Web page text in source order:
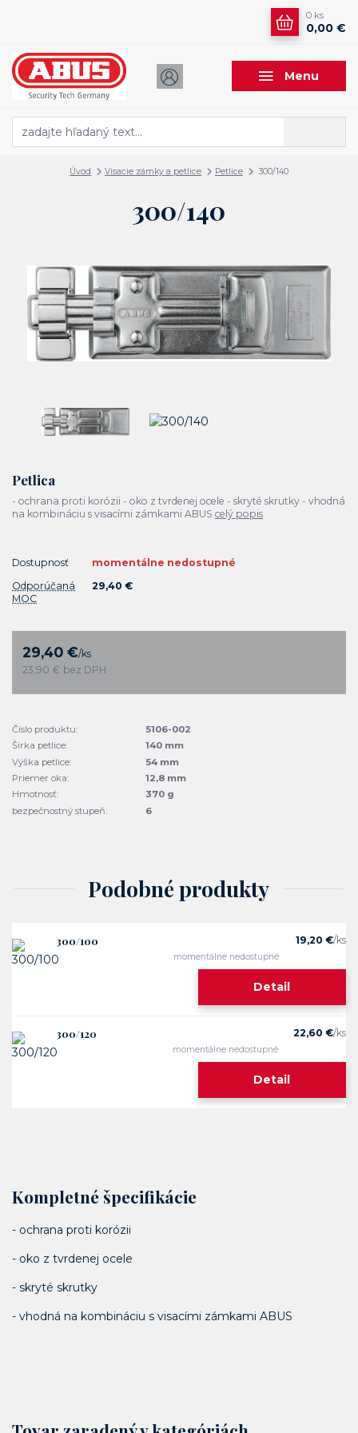
Menu
0 ks
0,00 €
Úvod Visacie zámky a petlice Petlice 300/140
300/140
Petlica
- ochrana proti korózii - oko z tvrdenej ocele - skryté skrutky - vhodná
na kombináciu s visacími zámkami ABUS celý popis
Dostupnosť
momentálne nedostupné
Odporúčaná
MOC
29,40 €
29,40 €/ks
23,90 € bez DPH
Číslo produktu:
5106-002
Šírka petlice:
140 mm
Výška petlice:
54 mm
Priemer oka:
12,8 mm
Hmotnosť:
370 g
bezpečnostný stupeň:
6
Podobné produkty
300/100 19,20 €/ks
momentálne nedostupné
Detail
300/120 22,60 €/ks
momentálne nedostupné
Detail
Kompletné špecifikácie
- ochrana proti korózii
- oko z tvrdenej ocele
- skryté skrutky
- vhodná na kombináciu s visacími zámkami ABUS